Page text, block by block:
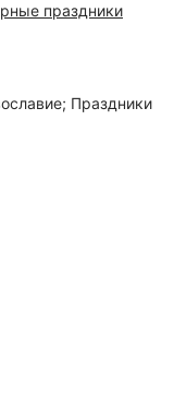
праздники
Праздники